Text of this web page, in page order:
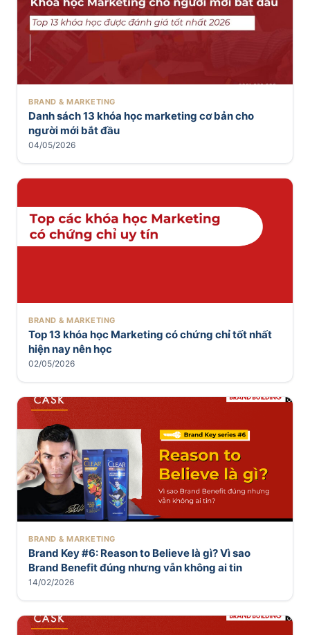
BRAND & MARKETING
Danh sách 13 khóa học marketing cơ bản cho
người mới bắt đầu
04/05/2026
BRAND & MARKETING
Top 13 khóa học Marketing có chứng chỉ tốt nhất
hiện nay nên học
02/05/2026
BRAND & MARKETING
Brand Key #6: Reason to Believe là gì? Vì sao
Brand Benefit đúng nhưng vẫn không ai tin
14/02/2026